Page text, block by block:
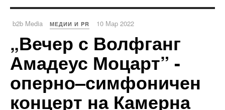
b2b Media МЕДИИ И PR 10 Мар 2022
„Вечер с Волфганг
Амадеус Моцарт” -
оперно–симфоничен
концерт на Камерна